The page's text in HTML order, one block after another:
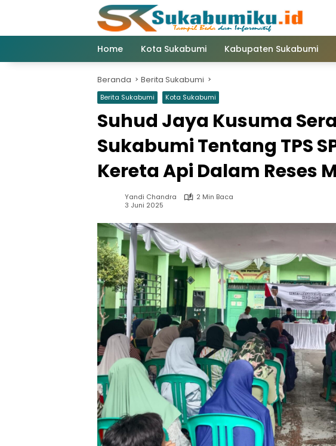
Home Kota Sukabumi Kabupaten Sukabumi
Beranda Berita Sukabumi
Berita Sukabumi Kota Sukabumi
Suhud Jaya Kusuma
Sukabumi Tentang TPS
Kereta Api Dalam Reses
Yandi Chandra
2 Min Baca
3 Juni 2025